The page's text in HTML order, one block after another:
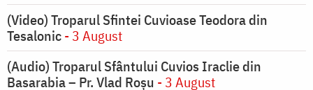
(Video) Troparul Sfintei Cuvioase Teodora din
Tesalonic- 3 August
(Audio) Troparul Sfântului Cuvios Iraclie din
Basarabia – Pr. Vlad Roșu - 3 August